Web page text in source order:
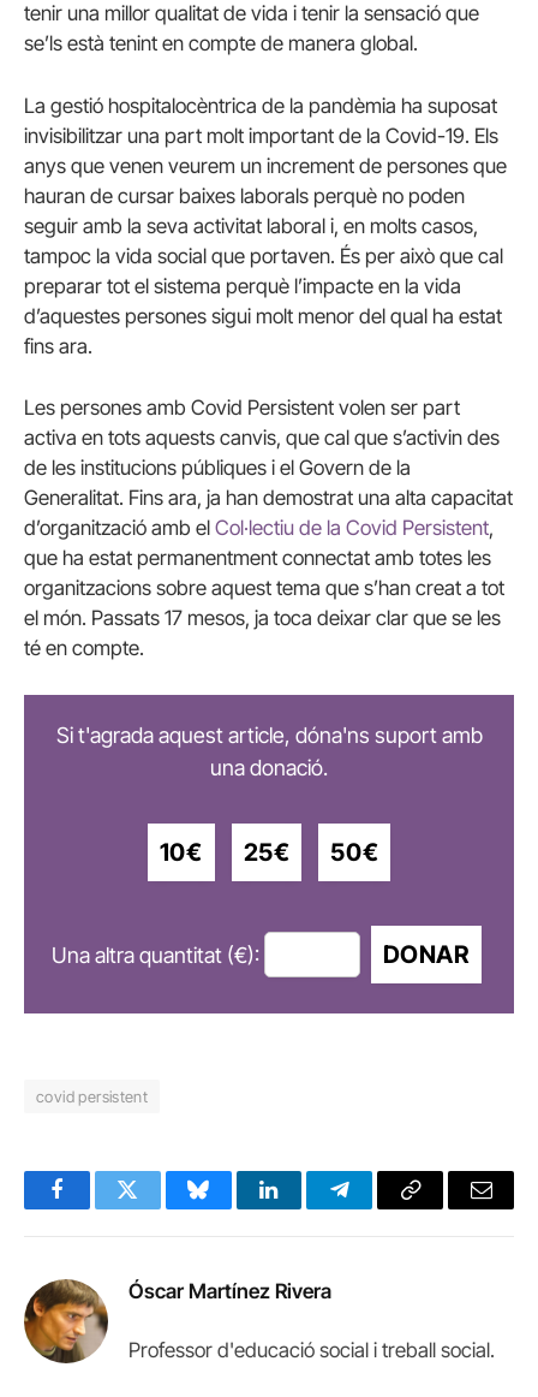
tenir una millor qualitat de vida i tenir la sensació que
se’ls està tenint en compte de manera global.
La gestió hospitalocèntrica de la pandèmia ha suposat
invisibilitzar una part molt important de la Covid-19. Els
anys que venen veurem un increment de persones que
hauran de cursar baixes laborals perquè no poden
seguir amb la seva activitat laboral i, en molts casos,
tampoc la vida social que portaven. És per això que cal
preparar tot el sistema perquè l’impacte en la vida
d’aquestes persones sigui molt menor del qual ha estat
fins ara.
Les persones amb Covid Persistent volen ser part
activa en tots aquests canvis, que cal que s’activin des
de les institucions públiques i el Govern de la
Generalitat. Fins ara, ja han demostrat una alta capacitat
d’organització amb el Col·lectiu de la Covid Persistent,
que ha estat permanentment connectat amb totes les
organitzacions sobre aquest tema que s’han creat a tot
el món. Passats 17 mesos, ja toca deixar clar que se les
té en compte.
Si t'agrada aquest article, dóna'ns suport amb
una donació.
10€ 25€ 50€
Una altra quantitat (€): DONAR
covid persistent
FacebookTwitter BlueskyLinkedInTelegramCopy
Email
Óscar Martínez Rivera
Professor d'educació social i treball social.